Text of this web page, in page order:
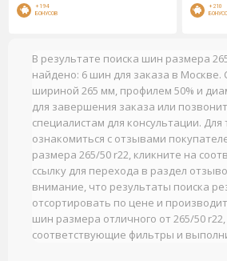
+194
БОНУСОВ
+210
В результате поиска шин размера
найдено: 6 шин для заказа в Москве.
шириной 265 мм, профилем 50% и
для завершения заказа или
специалистам для консультации. Для
ознакомиться с отзывами
размера 265/50 r22, кликните на
ссылку для перехода в раздел
внимание, что результаты поиска
отсортировать по цене и
шин размера отличного от 265/50
соответствующие фильтры и